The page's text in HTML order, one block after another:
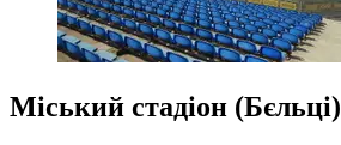
Міський стадіон (Бєльці)